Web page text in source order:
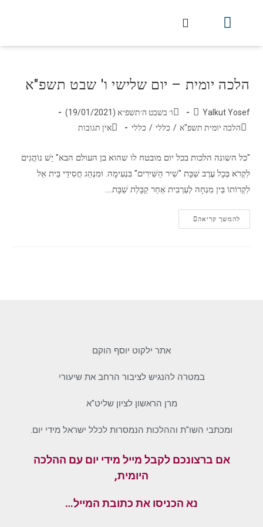
הלכה יומית – יום שלישי ו' שבט תשפ"א
Yalkut Yosef
ו׳ בשבט ה׳תשפ״א (19/01/2021)
הלכה יומית תשפ"א / כללי / כללי אין תגובות
"כל השונה הלכות בכל יום מובטח לו שהוא בן העולם הבא" יֵשׁ נוֹהֲגִים
לִקְרֹא בְּכָל עֶרֶב שַׁבָּת "שִׁיר הַשִּׁירִים" בִּנְעִימָה. וּמִנְהַג חֲסִידֵי בֵּית אֵל
לִקְרוֹתוֹ בֵּין מִנְחָה לְעַרְבִית אַחַר קַבָּלַת שַׁבָּת.…
להמשך קריאה
אתר ילקוט יוסף הוקם
במטרה להנגיש לציבור הרחב את שיעורי
מרן הראשון לציון שליט"א
ומכתבי השו"ת וההלכות הנמסרות לכלל ישראל מידי יום.
אם ברצונכם לקבל מייל מידי יום עם ההלכה
היומית,
נא הכניסו את כתובת המייל…